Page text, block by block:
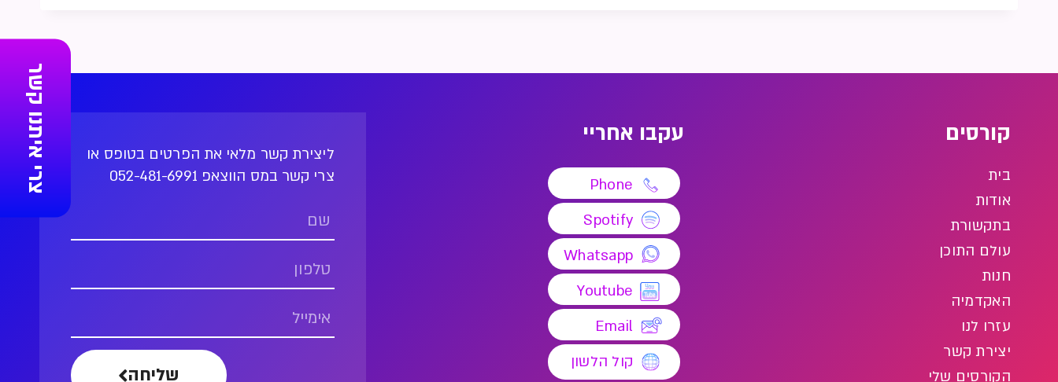
קורסים
בית
אודות
בתקשורת
עולם התוכן
חנות
האקדמיה
עזרו לנו
יצירת קשר
הקורסים שלי
עקבו אחריי
Phone
Spotify
Whatsapp
Youtube
Email
קול הלשון
ליצירת קשר מלאי את הפרטים בטופס או
צרי קשר במס הווצאפ 052-481-6991
שליחה
צרי איתנו קשר